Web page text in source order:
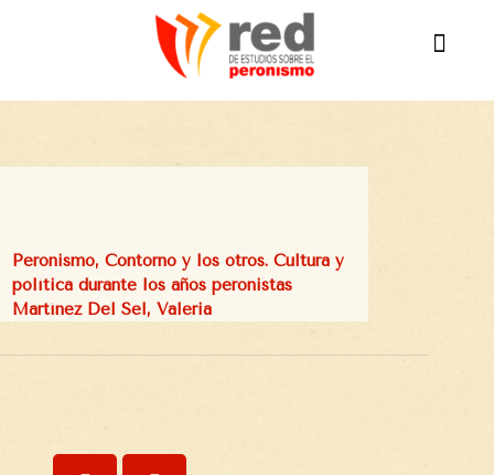
Peronismo, Contorno y los otros. Cultura y
política durante los años peronistas
Martínez Del Sel, Valeria